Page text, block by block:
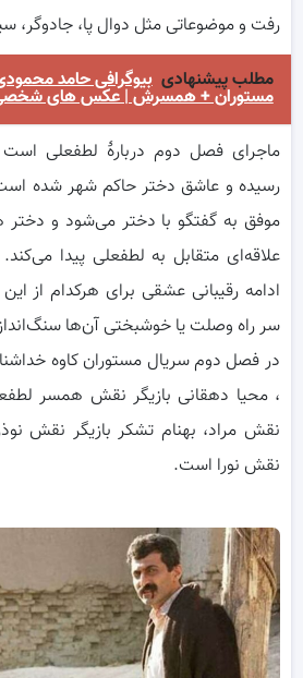
رفت و موضوعاتی مثل دوال پا، جادوگر،
مطلب پیشنهادی بیوگرافی حامد
مستوران + همسرش | عکس های
ماجرای فصل دوم دربارۀ لطفعلی
موفق به گفتگو با دختر می‌شود و دختر
علاقه‌ای متقابل به لطفعلی پیدا
ادامه رقیبانی عشقی برای هرکدام از
سر راه وصلت یا خوشبختی آن‌ها
در فصل دوم سریال مستوران کاوه
، محیا دهقانی بازیگر نقش همسر
نقش مراد، بهنام تشکر بازیگر نقش
نقش نورا است.